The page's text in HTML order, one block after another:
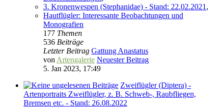
3. Kronenwespen (Stephanidae) - Stand: 22.02.2021 ,
Hautflügler: Interessante Beobachtungen und
Monografien
177 Themen
536 Beiträge
Letzter Beitrag Gattung Anastatus
von Artengalerie Neuester Beitrag
5. Jan 2023, 17:49
Zweiflügler (Diptera) -
Artenportraits Zweiflügler, z. B. Schweb-, Raubfliegen,
Bremsen etc. - Stand: 26.08.2022